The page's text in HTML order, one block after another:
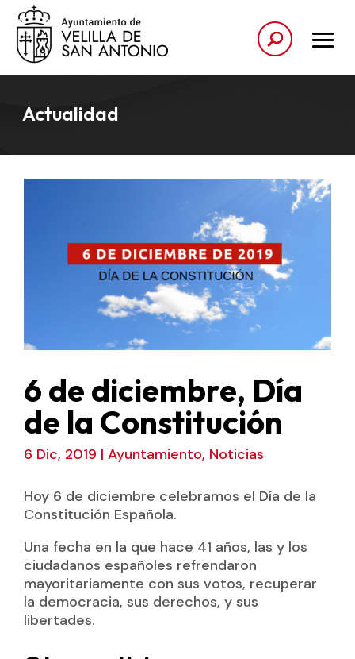
Actualidad
6 de diciembre, Día
de la Constitución
6 Dic, 2019 | Ayuntamiento, Noticias
Hoy 6 de diciembre celebramos el Día de la
Constitución Española.
Una fecha en la que hace 41 años, las y los
ciudadanos españoles refrendaron
mayoritariamente con sus votos, recuperar
la democracia, sus derechos, y sus
libertades.